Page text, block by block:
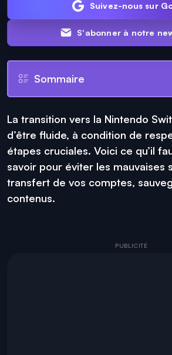
Suivez-nous sur
S'abonner à notre
Sommaire
La transition vers la Nintendo
d’être fluide, à condition de
étapes cruciales. Voici ce qu’il
savoir pour éviter les mauvaises
transfert de vos comptes,
contenus.